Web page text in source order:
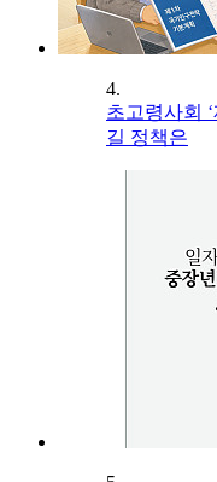
4.
초고령사회
길 정책은